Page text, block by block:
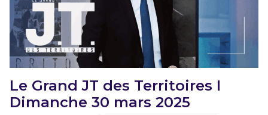
Le Grand JT des Territoires I
Dimanche 30 mars 2025